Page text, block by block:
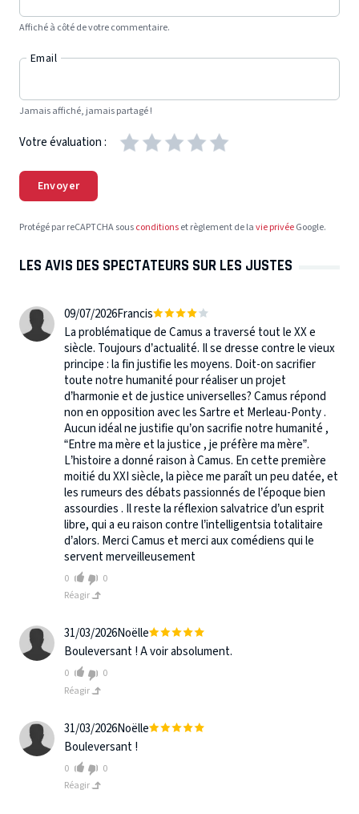
Affiché à côté de votre commentaire.
Email
Jamais affiché, jamais partagé !
Votre évaluation :
Envoyer
Protégé par reCAPTCHA sousconditionset règlement de lavie privéeGoogle.
LES AVIS DES SPECTATEURS SUR LES JUSTES
09/07/2026Francis
La problématique de Camus a traversé tout le XX e
siècle. Toujours d’actualité. Il se dresse contre le vieux
principe : la fin justifie les moyens. Doit-on sacrifier
toute notre humanité pour réaliser un projet
d’harmonie et de justice universelles? Camus répond
non en opposition avec les Sartre et Merleau-Ponty .
Aucun idéal ne justifie qu’on sacrifie notre humanité ,
“Entre ma mère et la justice , je préfère ma mère”.
L’histoire a donné raison à Camus. En cette première
moitié du XXI siècle, la pièce me paraît un peu datée, et
les rumeurs des débats passionnés de l’époque bien
assourdies . Il reste la réflexion salvatrice d’un esprit
libre, qui a eu raison contre l’intelligentsia totalitaire
d’alors. Merci Camus et merci aux comédiens qui le
servent merveilleusement
0
0
Réagir
31/03/2026Noëlle
Bouleversant ! A voir absolument.
0
0
Réagir
31/03/2026Noëlle
Bouleversant !
0
0
Réagir